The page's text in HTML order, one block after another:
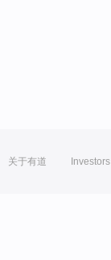
关于有道 Investors